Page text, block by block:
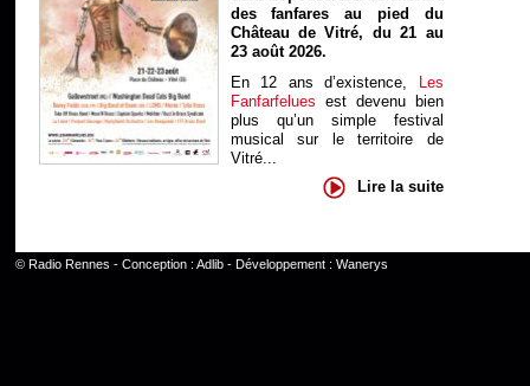
des fanfares au pied du
Château de Vitré, du 21 au
23 août 2026.
En 12 ans d’existence, Les
Fanfarfelues est devenu bien
plus qu’un simple festival
musical sur le territoire de
Vitré...
Lire la suite
© Radio Rennes - Conception : Adlib- Développement : Wanerys